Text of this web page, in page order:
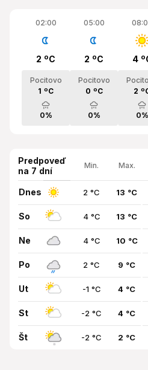
02:00
2 ºC
Pocitovo
1 ºC
0%
05:00
2 ºC
Pocitovo
0 ºC
0%
4
2
0%
Predpoveď
na 7 dní
Min. Max.
Dnes 2 °C 13 °C
So 4 °C 13 °C
Ne 4 °C 10 °C
Po 2 °C 9 °C
Ut -1 °C 4 °C
St -2 °C 4 °C
Št -2 °C 2 °C